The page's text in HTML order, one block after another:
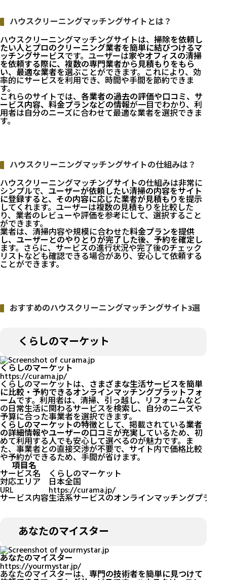
ハウスクリーニングマッチングサイトとは？
ハウスクリーニングマッチングサイトは、 掃除を依頼し
たい人とプロのクリーニング業者を簡単に結びつけるマ
ッチングサービスです。ユーザーは家やオフィスの清掃
を依頼する際に、複数の専門業者から見積もりをもら
い、最適な業者を選ぶことができます。これにより、効
率的にサービスを利用でき、時間や手間を節約できま
す。
これらのサイトでは、 各業者の過去の評価や口コミ、サ
ービス内容、料金プランなどの情報が一目でわかり、利
用者は自分のニーズに合わせて最適な業者を選択できま
す。
ハウスクリーニングマッチングサイトの仕組みは？
ハウスクリーニングマッチングサイトの仕組みは非常に
シンプルで、 ユーザーが依頼したい清掃の内容をサイト
に登録すると、その内容に応じた業者が見積もりを提示
してくれます。ユーザーは複数の見積もりを比較した
り、業者のレビューや評価を参考にして、選択すること
ができます。
業者は、清掃内容や規模に合わせた料金プランを提供
し、ユーザーとのやりとりが完了した後、予約を確定し
ます。さらに、サービスの進行状況や完了後のチェック
リストなども確認できる場合があり、安心して依頼する
ことができます。
おすすめのハウスクリーニングマッチングサイト3選
くらしのマーケット
くらしのマーケット
https://curama.jp/
くらしのマーケットは、 さまざまな生活サービスを簡単
に比較・予約できるオンラインマッチングプラットフォ
ームです。利用者は、清掃、引っ越し、リフォームなど
の日常生活に関わるサービスを検索し、自分のニーズや
予算に合った事業者を選択できます。
くらしのマーケットの特徴として、掲載されている業者
の詳細情報やユーザーの口コミが充実 しているため、初
めて利用する人でも安心して選べるのが魅力です。ま
た、事業者との直接交渉が不要で、サイト内で価格比較
や予約ができるため、手間が省けます。
項目名
サービス名 くらしのマーケット
対応エリア 日本全国
URL https://curama.jp/
サービス内容生活系サービスのオンラインマッチングプラッ
あなたのマイスター
あなたのマイスター
https://yourmystar.jp/
あなたのマイスターは、 専門の技術者を簡単に見つけて